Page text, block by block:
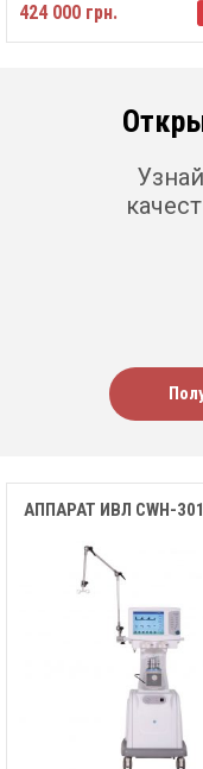
424 000 грн.
АППАРАТ ИВЛ CWH-